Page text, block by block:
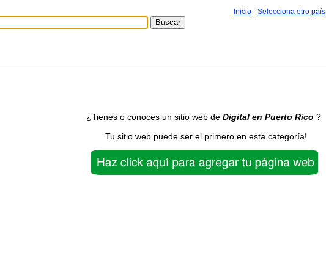
Inicio - Selecciona otro país
¿Tienes o conoces un sitio web de Digital en Puerto Rico ?
Tu sitio web puede ser el primero en esta categoría!